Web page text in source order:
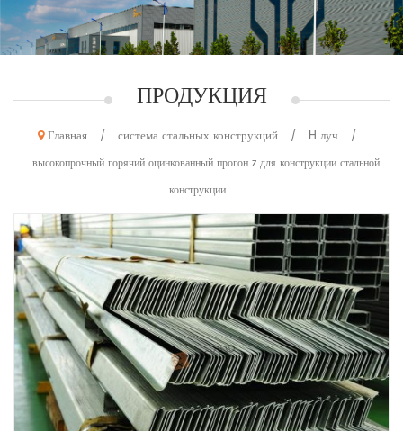
ПРОДУКЦИЯ
Главная / система стальных конструкций / H луч
/
высокопрочный горячий оцинкованный прогон z для конструкции стальной
конструкции